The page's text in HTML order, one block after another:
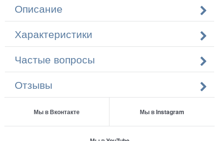
Описание
Характеристики
Частые вопросы
Отзывы
Мы в Вконтакте Мы в Instagram